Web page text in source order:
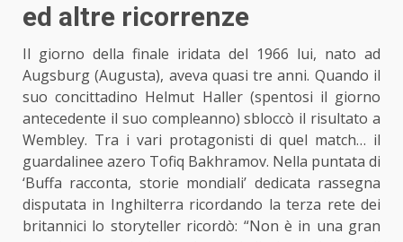
ed altre ricorrenze
Il giorno della finale iridata del 1966 lui, nato ad
Augsburg (Augusta), aveva quasi tre anni. Quando il
suo concittadino Helmut Haller (spentosi il giorno
antecedente il suo compleanno) sbloccò il risultato a
Wembley. Tra i vari protagonisti di quel match… il
guardalinee azero Tofiq Bakhramov. Nella puntata di
‘Buffa racconta, storie mondiali’ dedicata rassegna
disputata in Inghilterra ricordando la terza rete dei
britannici lo storyteller ricordò: “Non è in una gran